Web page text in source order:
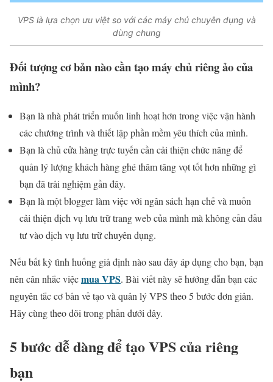
VPS là lựa chọn ưu việt so với các máy chủ chuyên dụng và
dùng chung
Đối tượng cơ bản nào cần tạo máy chủ riêng ảo của
mình?
Bạn là nhà phát triển muốn linh hoạt hơn trong việc vận hành
các chương trình và thiết lập phần mềm yêu thích của mình.
Bạn là chủ cửa hàng trực tuyến cần cải thiện chức năng để
quản lý lượng khách hàng ghé thăm tăng vọt tốt hơn những gì
bạn đã trải nghiệm gần đây.
Bạn là một blogger làm việc với ngân sách hạn chế và muốn
cải thiện dịch vụ lưu trữ trang web của mình mà không cần đầu
tư vào dịch vụ lưu trữ chuyên dụng.
Nếu bất kỳ tình huống giả định nào sau đây áp dụng cho bạn, bạn
nên cân nhắc việcmua VPS. Bài viết này sẽ hướng dẫn bạn các
nguyên tắc cơ bản về tạo và quản lý VPS theo 5 bước đơn giản.
Hãy cùng theo dõi trong phần dưới đây.
5 bước dễ dàng để tạo VPS của riêng
bạn